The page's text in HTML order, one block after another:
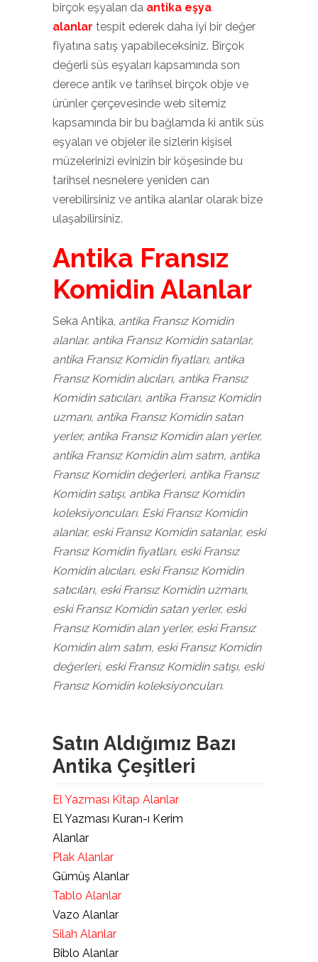
birçok eşyaları da antika eşya
alanlar tespit ederek daha iyi bir değer
fiyatına satış yapabileceksiniz. Birçok
değerli süs eşyaları kapsamında son
derece antik ve tarihsel birçok obje ve
ürünler çerçevesinde web sitemiz
kapsamında bir bu bağlamda ki antik süs
eşyaları ve objeler ile sizlerin kişisel
müzelerinizi evinizin bir köşesinde bu
tarihsel nesnelere yeniden can
verebilirsiniz ve antika alanlar olarak bize
ulaşabilirsiniz.
Antika Fransız
Komidin Alanlar
Seka Antika, antika Fransız Komidin
alanlar, antika Fransız Komidin satanlar,
antika Fransız Komidin fiyatları, antika
Fransız Komidin alıcıları, antika Fransız
Komidin satıcıları, antika Fransız Komidin
uzmanı, antika Fransız Komidin satan
yerler, antika Fransız Komidin alan yerler,
antika Fransız Komidin alım satım, antika
Fransız Komidin değerleri, antika Fransız
Komidin satışı, antika Fransız Komidin
koleksiyoncuları. Eski Fransız Komidin
alanlar, eski Fransız Komidin satanlar, eski
Fransız Komidin fiyatları, eski Fransız
Komidin alıcıları, eski Fransız Komidin
satıcıları, eski Fransız Komidin uzmanı,
eski Fransız Komidin satan yerler, eski
Fransız Komidin alan yerler, eski Fransız
Komidin alım satım, eski Fransız Komidin
değerleri, eski Fransız Komidin satışı, eski
Fransız Komidin koleksiyoncuları.
Satın Aldığımız Bazı
Antika Çeşitleri
El Yazması Kitap Alanlar
El Yazması Kuran-ı Kerim
Alanlar
Plak Alanlar
Gümüş Alanlar
Tablo Alanlar
Vazo Alanlar
Silah Alanlar
Biblo Alanlar